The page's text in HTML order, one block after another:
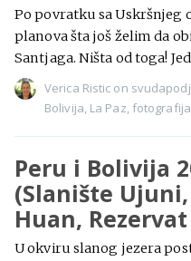
Po povratku sa Uskršnjeg
planova šta još želim da
Santjaga. Ništa od toga!
Verica Ristic on
Bolivija La Paz fotografija
Peru i Bolivija
(Slanište
Huan,
U okviru slanog jezera